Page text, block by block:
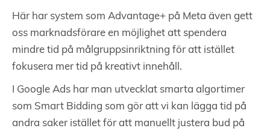
Här har system som Advantage+ på Meta även gett
oss marknadsförare en möjlighet att spendera
mindre tid på målgruppsinriktning för att istället
fokusera mer tid på kreativt innehåll.
I Google Ads har man utvecklat smarta algortimer
som Smart Bidding som gör att vi kan lägga tid på
andra saker istället för att manuellt justera bud på